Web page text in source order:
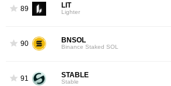
89 LIT
Lighter
90 BNSOL
Binance Staked SOL
91 STABLE
Stable